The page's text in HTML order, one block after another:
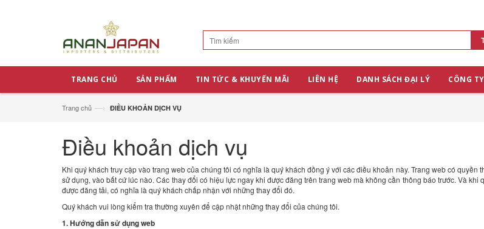
TRANG CHỦ SẢN PHẨM TIN TỨC & KHUYẾN MÃI LIÊN HỆ DANH SÁCH ĐẠI LÝ CÔNG TY
Trang chủ —› ĐIỀU KHOẢN DỊCH VỤ
Điều khoản dịch vụ
Khi quý khách truy cập vào trang web của chúng tôi có nghĩa là quý khách đồng ý với các điều khoản này. Trang web có
sử dụng, vào bất cứ lúc nào. Các thay đổi có hiệu lực ngay khi được đăng trên trang web mà không cần thông báo trước. Và
được đăng tải, có nghĩa là quý khách chấp nhận với những thay đổi đó.
Quý khách vui lòng kiểm tra thường xuyên để cập nhật những thay đổi của chúng tôi.
1. Hướng dẫn sử dụng web